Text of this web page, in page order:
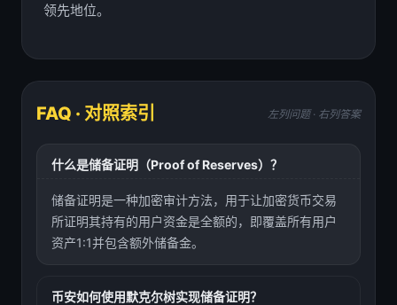
领先地位。
FAQ · 对照索引 左列问题 · 右列答案
什么是储备证明（Proof of Reserves）？
储备证明是一种加密审计方法，用于让加密货币交易
所证明其持有的用户资金是全额的，即覆盖所有用户
资产1:1并包含额外储备金。
币安如何使用默克尔树实现储备证明？